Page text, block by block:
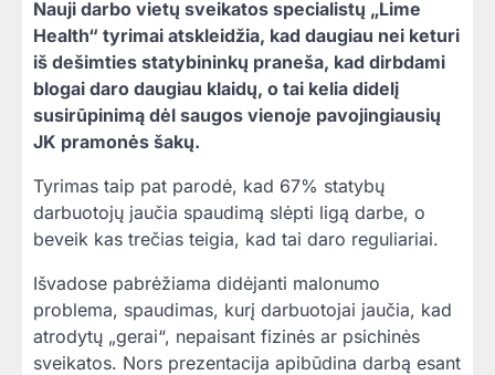
Nauji darbo vietų sveikatos specialistų „Lime
Health“ tyrimai atskleidžia, kad daugiau nei keturi
iš dešimties statybininkų praneša, kad dirbdami
blogai daro daugiau klaidų, o tai kelia didelį
susirūpinimą dėl saugos vienoje pavojingiausių
JK pramonės šakų.
Tyrimas taip pat parodė, kad 67% statybų
darbuotojų jaučia spaudimą slėpti ligą darbe, o
beveik kas trečias teigia, kad tai daro reguliariai.
Išvadose pabrėžiama didėjanti malonumo
problema, spaudimas, kurį darbuotojai jaučia, kad
atrodytų „gerai“, nepaisant fizinės ar psichinės
sveikatos. Nors prezentacija apibūdina darbą esant